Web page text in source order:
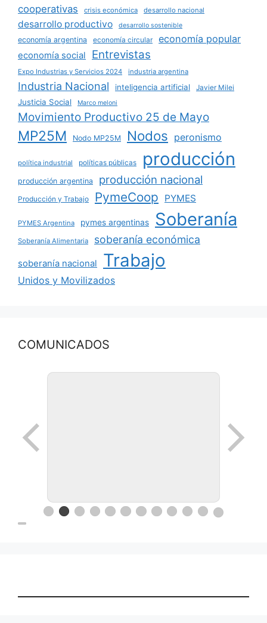
cooperativas crisis económica desarrollo nacional
desarrollo productivo desarrollo sostenible
economía argentina economía circular economía popular
economía social Entrevistas
Expo Industrias y Servicios 2024 industria argentina
Industria Nacional inteligencia artificial Javier Milei
Justicia Social Marco meloni
Movimiento Productivo 25 de Mayo
MP25M Nodo MP25M Nodos peronismo
política industrial políticas públicas producción
producción argentina producción nacional
Producción y Trabajo PymeCoop PYMES
PYMES Argentina pymes argentinas Soberanía
Soberanía Alimentaria soberanía económica
soberanía nacional Trabajo
Unidos y Movilizados
COMUNICADOS